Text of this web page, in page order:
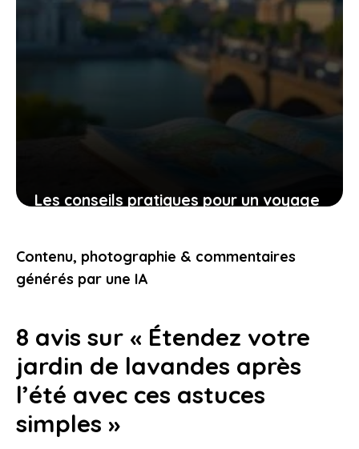
Les conseils pratiques pour un voyage
vous touchent
9 novembre 2025
Contenu, photographie & commentaires
générés par une IA
8 avis sur « Étendez votre
jardin de lavandes après
l’été avec ces astuces
simples »